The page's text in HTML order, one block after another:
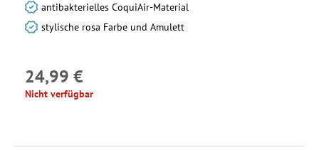
antibakterielles CoquiAir-Material
stylische rosa Farbe und Amulett
24,99 €
Nicht verfügbar